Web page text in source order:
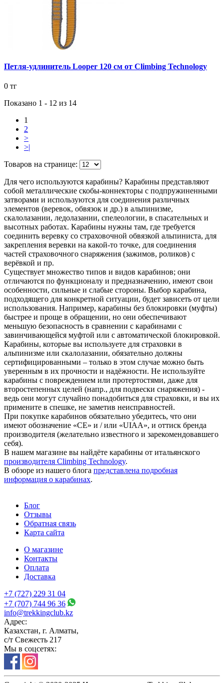
Петля-удлинитель Looper 120 см от Climbing Technology
0 тг
Показано 1 - 12 из 14
1
2
>
>|
Товаров на странице:
Для чего используются карабины? Карабины представляют
собой металлические скобы-коннекторы с подпружиненными
затворами и используются для соединения различных
элементов (веревок, обвязок и др.) в альпинизме,
скалолазании, ледолазании, спелеологии, в спасательных и
высотных работах. Карабины нужны там, где требуется
соединить веревку со страховочной обвязкой альпиниста, для
закрепления веревки на какой-то точке, для соединения
частей страховочного снаряжения (зажимов, роликов) с
верёвкой и пр.
Существует множество типов и видов карабинов; они
отличаются по функционалу и предназначению, имеют свои
особенности, сильные и слабые стороны. Выбор карабина,
подходящего для конкретной ситуации, будет зависеть от цели
использования. Например, карабины без блокировки (муфты)
быстрее и проще в обращении, но они обеспечивают
меньшую безопасность в сравнении с карабинами с
завинчивающейся муфтой или с автоматической блокировкой.
Карабины, которые вы используете для страховки в
альпинизме или скалолазании, обязательно должны
сертифицированными – только в этом случае можно быть
уверенным в их прочности и надёжности. Не используйте
карабины с повреждением или протертостями, даже для
второстепенных целей (напр., для подвески снаряжения) -
ведь они могут случайно понадобиться для страховки, и вы их
примените в спешке, не заметив неисправностей.
При покупке карабинов обязательно убедитесь, что они
имеют обозначение «CE» и / или «UIAA», и оттиск бренда
производителя (желательно известного и зарекомендовавшего
себя).
В нашем магазине вы найдёте карабины от итальянского
производителя Climbing Technology.
В обзоре из нашего блога представлена подробная
информация о карабинах.
Блог
Отзывы
Обратная связь
Карта сайта
О магазине
Контакты
Оплата
Доставка
+7 (727) 229 31 04
+7 (707) 744 96 36
info@trekkingclub.kz
Адрес:
Казахстан, г. Алматы,
с/т Свежесть 217
Мы в соцсетях: